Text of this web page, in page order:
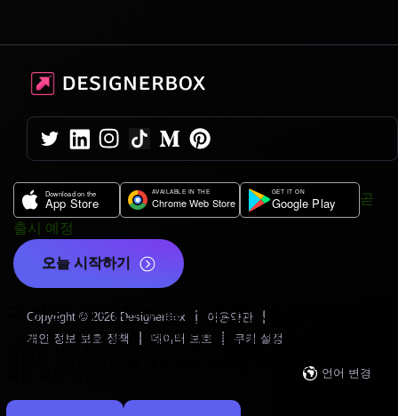
곧
출시 예정
오늘 시작하기
Copyright © 2026 DesignerBox | 이용약관 |
개인 정보 보호 정책 | 데이터 보호 | 쿠키 설정
언어 변경
귀하의 개인정보를 소중히 여깁니다
"모든 쿠키 허용"을 클릭하면 사이트 탐색 향상, 사용 분석 및
을 클릭하여 허용할 쿠키 유형을 직접 선